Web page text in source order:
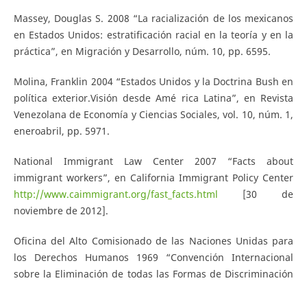
Massey, Douglas S. 2008 “La racialización de los mexicanos
en Estados Unidos: estratificación racial en la teoría y en la
práctica”, en Migración y Desarrollo, núm. 10, pp. 65­95.
Molina, Franklin 2004 “Estados Unidos y la Doctrina Bush en
política exterior.Visión desde Amé­ rica Latina”, en Revista
Venezolana de Economía y Ciencias Sociales, vol. 10, núm. 1,
enero­abril, pp. 59­71.
National Immigrant Law Center 2007 “Facts about
immigrant workers”, en California Immigrant Policy Center
http://www.caimmigrant.org/fast_facts.html [30 de
noviembre de 2012].
Oficina del Alto Comisionado de las Naciones Unidas para
los Derechos Humanos 1969 “Convención Internacional
sobre la Eliminación de todas las Formas de Discriminación